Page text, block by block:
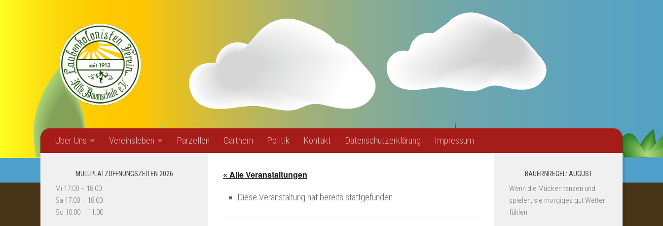
Über Uns Vereinsleben Parzellen Gärtnern Politik Kontakt Datenschutzerklärung Impressum
« Alle Veranstaltungen
Diese Veranstaltung hat bereits stattgefunden.
MÜLLPLATZÖFFNUNGSZEITEN 2026
Mi 17:00 – 18:00
Sa 17:00 – 18:00
So 10:00 – 11:00
BAUERNREGEL: AUGUST
Wenn die Mücken tanzen und
spielen, sie morgiges gut Wetter
fühlen.